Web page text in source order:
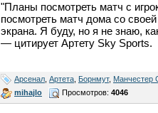
"Планы посмотреть матч с
посмотреть матч дома со
экрана. Я буду, но я не знаю,
— цитирует Артету Sky Sports.
Арсенал Артета Борнмут, Манчестер
mihajlo
Просмотров: 4046